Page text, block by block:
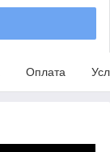
Оплата